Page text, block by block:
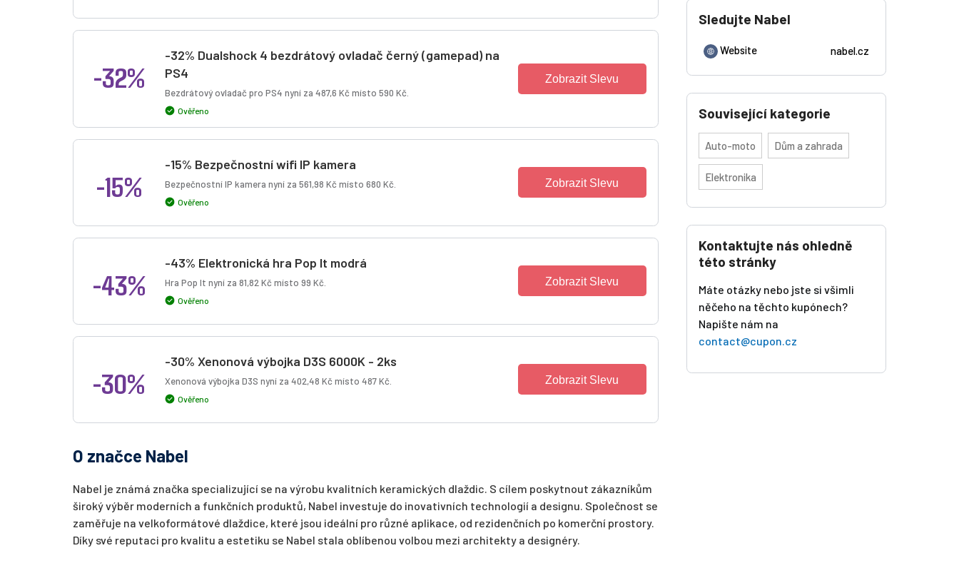
-32%
-32% Dualshock 4 bezdrátový ovladač černý (gamepad) na
PS4
Bezdrátový ovladač pro PS4 nyní za 487,6 Kč místo 590 Kč.
Ověřeno
Zobrazit Slevu
-15%
-15% Bezpečnostní wifi IP kamera
Bezpečnostní IP kamera nyní za 561,98 Kč místo 680 Kč.
Ověřeno
Zobrazit Slevu
-43%
-43% Elektronická hra Pop It modrá
Hra Pop It nyní za 81,82 Kč místo 99 Kč.
Ověřeno
Zobrazit Slevu
-30%
-30% Xenonová výbojka D3S 6000K - 2ks
Xenonová výbojka D3S nyní za 402,48 Kč místo 487 Kč.
Ověřeno
Zobrazit Slevu
O značce Nabel
Nabel je známá značka specializující se na výrobu kvalitních keramických dlaždic. S cílem poskytnout zákazníkům
široký výběr moderních a funkčních produktů, Nabel investuje do inovativních technologií a designu. Společnost se
zaměřuje na velkoformátové dlaždice, které jsou ideální pro různé aplikace, od rezidenčních po komerční prostory.
Díky své reputaci pro kvalitu a estetiku se Nabel stala oblíbenou volbou mezi architekty a designéry.
Sledujte Nabel
Website nabel.cz
Související kategorie
Auto-moto Dům a zahrada
Elektronika
Kontaktujte nás ohledně
této stránky
Máte otázky nebo jste si všimli
něčeho na těchto kupónech?
Napište nám na
contact@cupon.cz